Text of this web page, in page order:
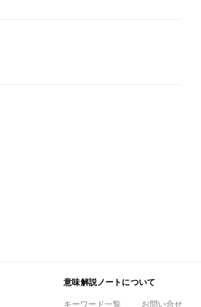
意味解説ノートについて
キーワード一覧 お問い合せ